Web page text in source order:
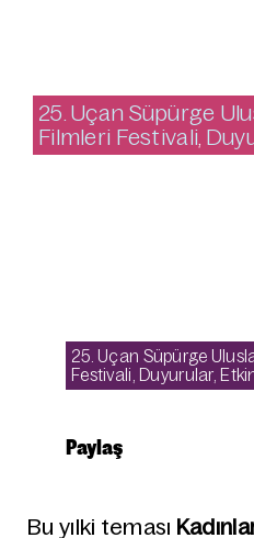
25. Uçan Süpürge
Filmleri Festivali
25. Uçan Süpürge
Festivali Duyurular,
Paylaş
Bu yılki teması